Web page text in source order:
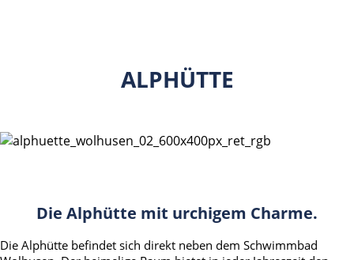
ALPHÜTTE
Die Alphütte mit urchigem Charme.
Die Alphütte befindet sich direkt neben dem Schwimmbad